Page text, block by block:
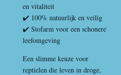
en vitaliteit
✔️ 100% natuurlijk en veilig
✔️ Stofarm voor een schonere
leefomgeving
Een slimme keuze voor
reptielen die leven in droge,